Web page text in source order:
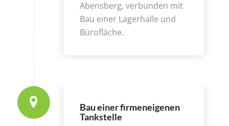
Abensberg, verbunden mit
Bau einer Lagerhalle und
Bürofläche.
Bau einer firmeneigenen
Tankstelle